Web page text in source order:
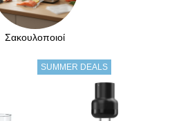
Σακουλοποιοί
SUMMER DEALS